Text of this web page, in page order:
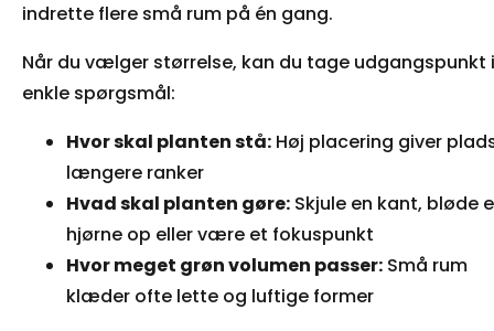
indrette flere små rum på én gang.
Når du vælger størrelse, kan du tage udgangspunkt
enkle spørgsmål:
Hvor skal planten stå: Høj placering giver
længere ranker
Hvad skal planten gøre: Skjule en kant, bløde
hjørne op eller være et fokuspunkt
Hvor meget grøn volumen passer: Små rum
klæder ofte lette og luftige former